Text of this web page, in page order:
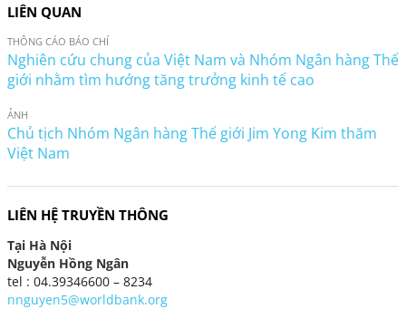
LIÊN QUAN
THÔNG CÁO BÁO CHÍ
Nghiên cứu chung của Việt Nam và Nhóm Ngân hàng Thế
giới nhằm tìm hướng tăng trưởng kinh tế cao
ẢNH
Chủ tịch Nhóm Ngân hàng Thế giới Jim Yong Kim thăm
Việt Nam
LIÊN HỆ TRUYỀN THÔNG
Tại Hà Nội
Nguyễn Hồng Ngân
tel : 04.39346600 – 8234
nnguyen5@worldbank.org